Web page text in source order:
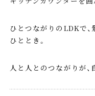
ひとつながりのLDKで
ひととき。
人と人とのつながりが